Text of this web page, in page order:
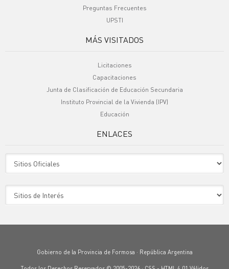
Preguntas Frecuentes
UPSTI
MÁS VISITADOS
Licitaciones
Capacitaciones
Junta de Clasificación de Educación Secundaria
Instituto Provincial de la Vivienda (IPV)
Educación
ENLACES
Gobierno de la Provincia de Formosa · República Argentina